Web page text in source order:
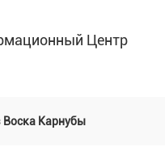
Центр
Воска Карнубы